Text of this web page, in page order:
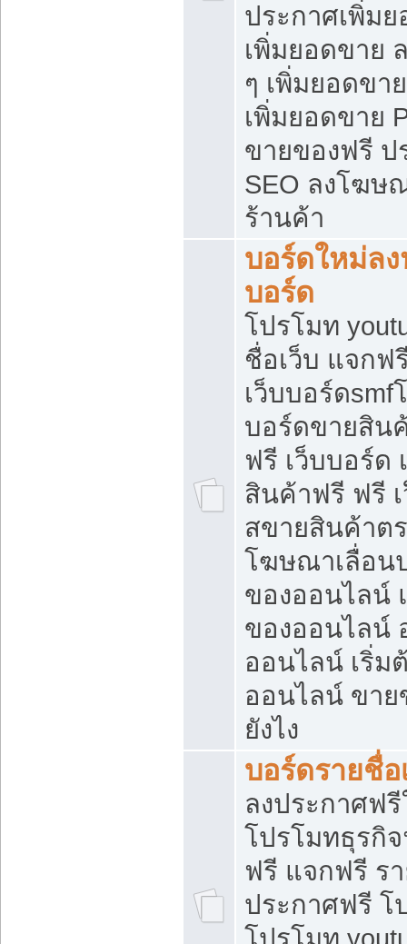
ประกาศเพิ่ม
เพิ่มยอดขาย
ๆ เพิ่มยอดขา
เพิ่มยอดขาย
ขายของฟรี ป
SEO ลงโฆษ
ร้านค้า
บอร์ดใหม่ลง
บอร์ด
โปรโมท
ชื่อเว็บ แจกฟ
เว็บบอร์ดsmf
บอร์ดขายสิน
ฟรี เว็บบอร์ด
สินค้าฟรี ฟรี
สขายสินค้าต
โฆษณาเลื่อน
ของออนไลน์
ของออนไลน์
ออนไลน์ เริ่ม
ออนไลน์ ขาย
ยังไง
บอร์ดรายชื่อ
ลงประกาศฟรี
โปรโมทธุรกิ
ฟรี แจกฟรี ร
ประกาศฟรี โ